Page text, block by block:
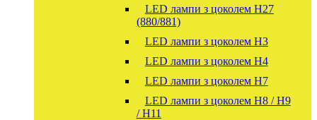
LED лампи з цоколем H27
(880/881)
LED лампи з цоколем H3
LED лампи з цоколем H4
LED лампи з цоколем H7
LED лампи з цоколем H8 / H9
/ H11